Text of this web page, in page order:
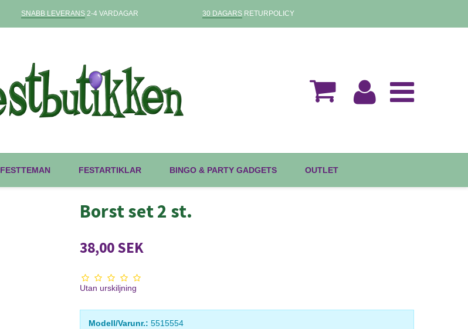
SNABB LEVERANS2-4 VARDAGAR 30 DAGARSRETURPOLICY
FESTTEMAN FESTARTIKLAR BINGO & PARTY GADGETS OUTLET
Borst set 2 st.
38,00 SEK
Utan urskiljning
Modell/Varunr.: 5515554